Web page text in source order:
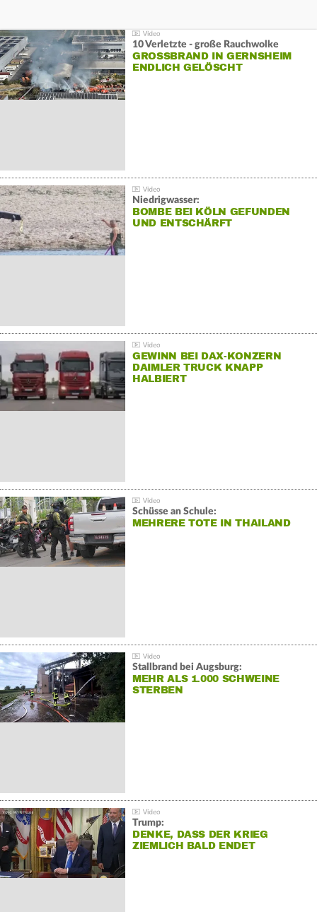
10 Verletzte - große Rauchwolke
GROSSBRAND IN GERNSHEIM E
NDLICH GELÖSCHT
Niedrigwasser:
BOMBE BEI KÖLN GEFUNDEN
UND ENTSCHÄRFT
GEWINN BEI DAX-KONZERN
DAIMLER TRUCK KNAPP
HALBIERT
Schüsse an Schule:
MEHRERE TOTE IN THAILAND
Stallbrand bei Augsburg:
MEHR ALS 1.000 SCHWEINE
STERBEN
Trump:
DENKE, DASS DER KRIEG
ZIEMLICH BALD ENDET